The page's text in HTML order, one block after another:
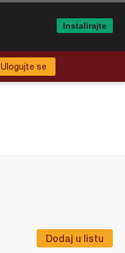
Ulogujte se
Dodaj u listu
Instalirajte